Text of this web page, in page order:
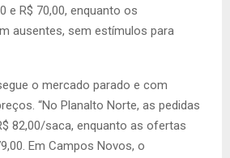
e R$ 70,00, enquanto os
ausentes, sem estímulos para
o mercado parado e com
“No Planalto Norte, as pedidas
82,00/saca, enquanto as ofertas
Em Campos Novos, o